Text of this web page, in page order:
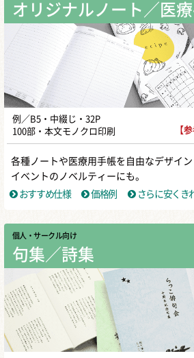
オリジナルノート／医
例／B5・中綴じ・32P
100部・本文モノクロ印刷
【
各種ノートや医療用手帳を自由なデザイン
イベントのノベルティーにも。
おすすめ仕様
価格例 さらに安くき
個人・サークル向け
句集／詩集